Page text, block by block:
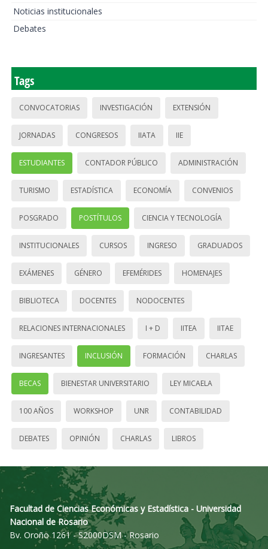
Noticias institucionales
Debates
Tags
CONVOCATORIAS INVESTIGACIÓN EXTENSIÓN
JORNADAS CONGRESOS IIATA IIE
ESTUDIANTES CONTADOR PÚBLICO ADMINISTRACIÓN
TURISMO ESTADÍSTICA ECONOMÍA CONVENIOS
POSGRADO POSTÍTULOS CIENCIA Y TECNOLOGÍA
INSTITUCIONALES CURSOS INGRESO GRADUADOS
EXÁMENES GÉNERO EFEMÉRIDES HOMENAJES
BIBLIOTECA DOCENTES NODOCENTES
RELACIONES INTERNACIONALES I + D IITEA IITAE
INGRESANTES INCLUSIÓN FORMACIÓN CHARLAS
BECAS BIENESTAR UNIVERSITARIO LEY MICAELA
100 AÑOS WORKSHOP UNR CONTABILIDAD
DEBATES OPINIÓN CHARLAS LIBROS
Facultad de Ciencias Económicas y Estadística - Universidad
Nacional de Rosario
Bv. Oroño 1261 - S2000DSM - Rosario